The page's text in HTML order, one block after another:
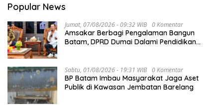
Popular News
Jumat, 07/08/2026 - 09:32 WIB 0 Komentar
Amsakar Berbagi Pengalaman Bangun
Batam, DPRD Dumai Dalami Pendidikan
Sabtu, 01/08/2026 - 19:31 WIB 0 Komentar
BP Batam Imbau Masyarakat Jaga Aset
Publik di Kawasan Jembatan Barelang